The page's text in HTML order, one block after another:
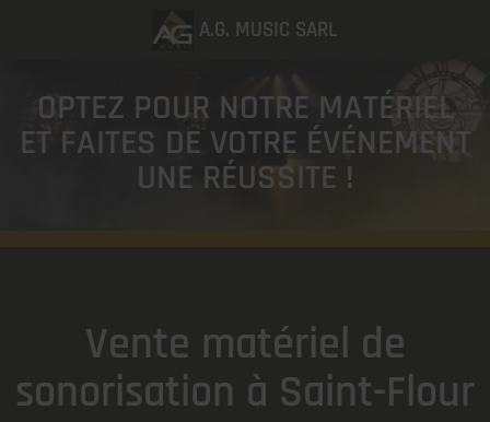
OPTEZ POUR NOTRE MATÉRIEL
ET FAITES DE VOTRE ÉVÉNEMENT
UNE RÉUSSITE !
Vente matériel de
sonorisation à Saint-Flour
A.G. MUSIC SARL